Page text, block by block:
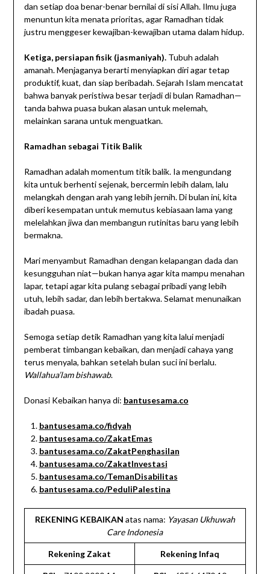
dan setiap doa benar-benar bernilai di sisi Allah. Ilmu juga
menuntun kita menata prioritas, agar Ramadhan tidak
justru menggeser kewajiban-kewajiban utama dalam hidup.
Ketiga, persiapan fisik (jasmaniyah). Tubuh adalah
amanah. Menjaganya berarti menyiapkan diri agar tetap
produktif, kuat, dan siap beribadah. Sejarah Islam mencatat
bahwa banyak peristiwa besar terjadi di bulan Ramadhan—
tanda bahwa puasa bukan alasan untuk melemah,
melainkan sarana untuk menguatkan.
Ramadhan sebagai Titik Balik
Ramadhan adalah momentum titik balik. Ia mengundang
kita untuk berhenti sejenak, bercermin lebih dalam, lalu
melangkah dengan arah yang lebih jernih. Di bulan ini, kita
diberi kesempatan untuk memutus kebiasaan lama yang
melelahkan jiwa dan membangun rutinitas baru yang lebih
bermakna.
Mari menyambut Ramadhan dengan kelapangan dada dan
kesungguhan niat—bukan hanya agar kita mampu menahan
lapar, tetapi agar kita pulang sebagai pribadi yang lebih
utuh, lebih sadar, dan lebih bertakwa. Selamat menunaikan
ibadah puasa.
Semoga setiap detik Ramadhan yang kita lalui menjadi
pemberat timbangan kebaikan, dan menjadi cahaya yang
terus menyala, bahkan setelah bulan suci ini berlalu.
Wallahua’lam bishawab.
Donasi Kebaikan hanya di: bantusesama.co
bantusesama.co/fidyah
bantusesama.co/ZakatEmas
bantusesama.co/ZakatPenghasilan
bantusesama.co/ZakatInvestasi
bantusesama.co/TemanDisabilitas
bantusesama.co/PeduliPalestina
REKENING KEBAIKAN atas nama: Yayasan Ukhuwah
Care Indonesia
Rekening Zakat Rekening Infaq